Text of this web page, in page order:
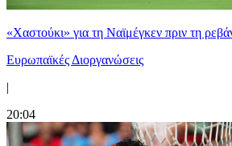
«Χαστούκι» για τη Ναϊμέγκεν πριν τη
Ευρωπαϊκές Διοργανώσεις
|
20:04